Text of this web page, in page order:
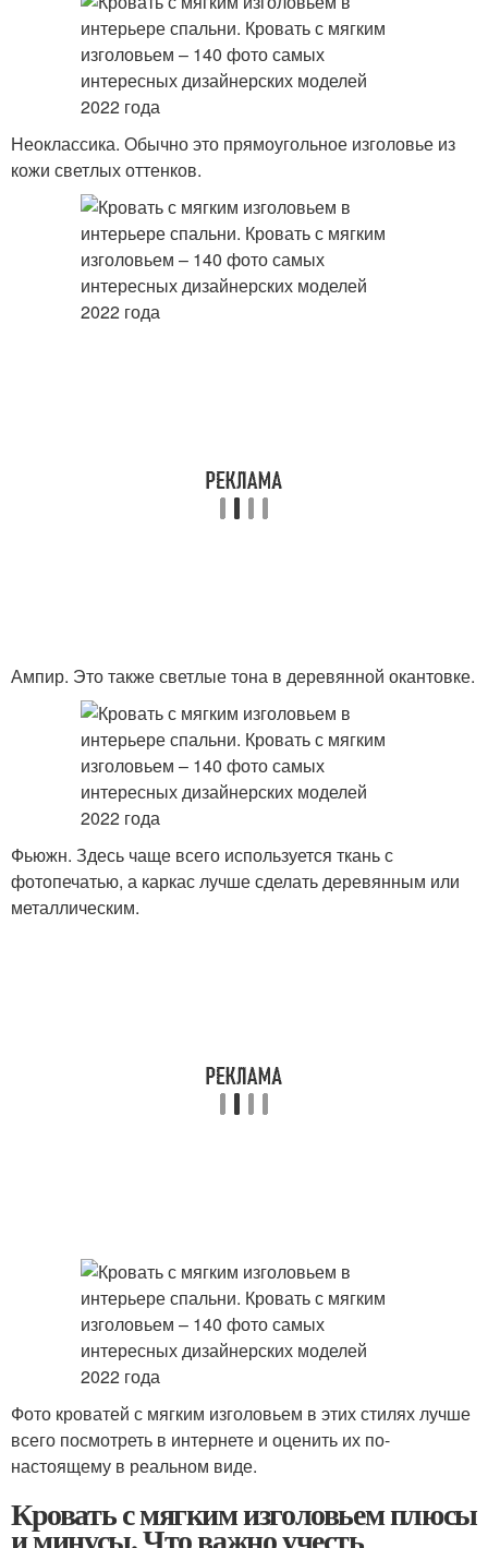
Неоклассика. Обычно это прямоугольное изголовье из
кожи светлых оттенков.
Ампир. Это также светлые тона в деревянной окантовке.
Фьюжн. Здесь чаще всего используется ткань с
фотопечатью, а каркас лучше сделать деревянным или
металлическим.
Фото кроватей с мягким изголовьем в этих стилях лучше
всего посмотреть в интернете и оценить их по-
настоящему в реальном виде.
Кровать с мягким изголовьем плюсы